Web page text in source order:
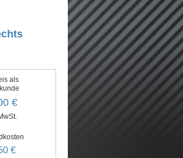
als
€
€